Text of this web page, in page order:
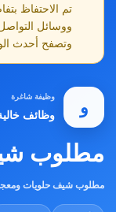
تم الاحتفاظ
ووسائل
وتصفح أحدث
و
وظيفة شاغرة
وظائف
مطلوب
مطلوب شيف حلويات